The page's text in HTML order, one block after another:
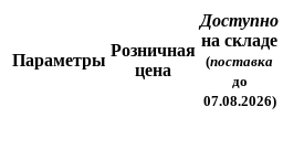
Параметры
Розничная
цена
Доступно
на складе
(поставка
до
07.08.2026)